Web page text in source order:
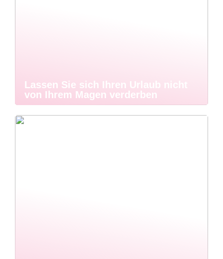
Lassen Sie sich Ihren Urlaub nicht
von Ihrem Magen verderben